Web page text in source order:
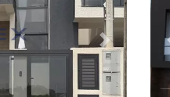
Next